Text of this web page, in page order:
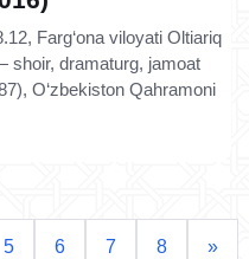
Farg‘ona viloyati Oltiariq
dramaturg, jamoat
O‘zbekiston Qahramoni
5 6 7 8 »